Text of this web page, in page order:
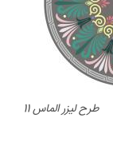
طرح لیزر الماس 11